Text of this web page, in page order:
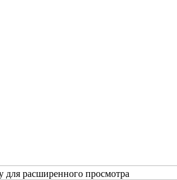
для расширенного просмотра